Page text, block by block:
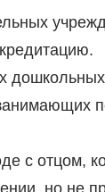
с отцом,